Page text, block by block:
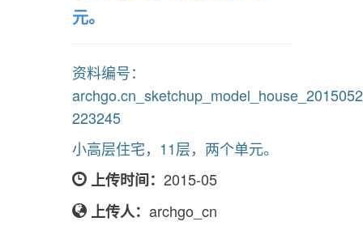
元。
资料编号：
223245
小高层住宅，11层，两个单元。
上传时间： 2015-05
上传人： archgo_cn